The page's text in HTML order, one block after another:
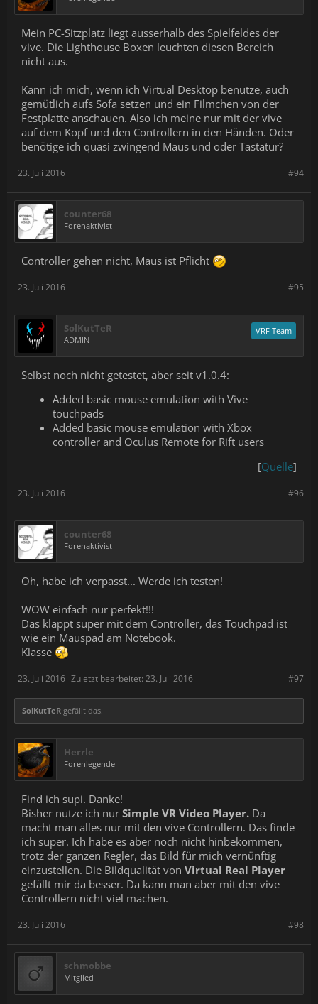
Mein PC-Sitzplatz liegt ausserhalb des Spielfeldes der
vive. Die Lighthouse Boxen leuchten diesen Bereich
nicht aus.
Kann ich mich, wenn ich Virtual Desktop benutze, auch
gemütlich aufs Sofa setzen und ein Filmchen von der
Festplatte anschauen. Also ich meine nur mit der vive
auf dem Kopf und den Controllern in den Händen. Oder
benötige ich quasi zwingend Maus und oder Tastatur?
#94
23. Juli 2016
counter68
Forenaktivist
Controller gehen nicht, Maus ist Pflicht
#95
23. Juli 2016
SolKutTeR
ADMIN
VRF Team
Selbst noch nicht getestet, aber seit v1.0.4:
Added basic mouse emulation with Vive
touchpads
Added basic mouse emulation with Xbox
controller and Oculus Remote for Rift users
[Quelle]​
#96
23. Juli 2016
counter68
Forenaktivist
Oh, habe ich verpasst... Werde ich testen!
WOW einfach nur perfekt!!!
Das klappt super mit dem Controller, das Touchpad ist
wie ein Mauspad am Notebook.
Klasse
#97
23. Juli 2016 Zuletzt bearbeitet: 23. Juli 2016
SolKutTeR gefällt das.
Herrle
Forenlegende
Find ich supi. Danke!
Bisher nutze ich nur Simple VR Video Player. Da
macht man alles nur mit den vive Controllern. Das finde
ich super. Ich habe es aber noch nicht hinbekommen,
trotz der ganzen Regler, das Bild für mich vernünftig
einzustellen. Die Bildqualität von Virtual Real Player
gefällt mir da besser. Da kann man aber mit den vive
Controllern nicht viel machen.
#98
23. Juli 2016
schmobbe
Mitglied